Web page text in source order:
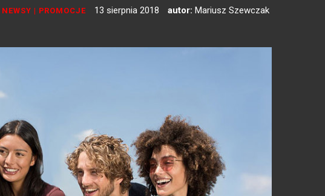
NEWSY | PROMOCJE 13 sierpnia 2018 autor: Mariusz Szewczak